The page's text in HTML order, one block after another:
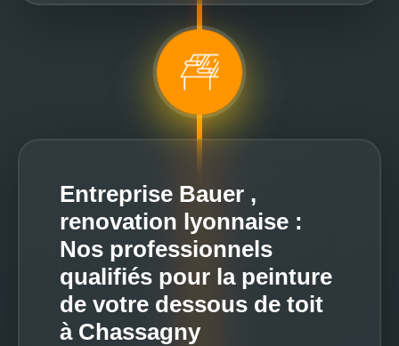
Entreprise Bauer ,
renovation lyonnaise :
Nos professionnels
qualifiés pour la peinture
de votre dessous de toit
à Chassagny